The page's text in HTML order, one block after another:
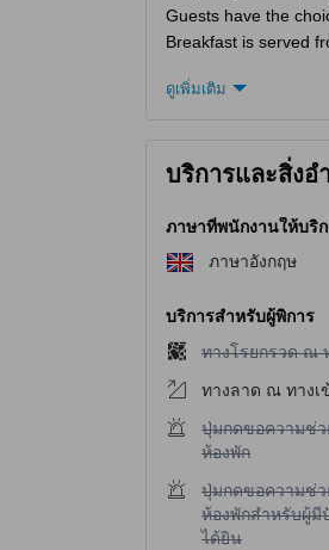
Guests have the
Breakfast is served
ดูเพิ่มเติม
บริการและสิ่งอ
ภาษาที่พนักงานให้บริ
ภาษาอังกฤษ
บริการสำหรับผู้พิการ
ไม่มีบริการทางโร
ทางโรยกรวด ณ
ทางลาด ณ ทางเ
ไม่มีบริการปุ่มกดข
ปุ่มกดขอความช่ว
ห้องพัก
ไม่มีบริการปุ่มกดข
ปุ่มกดขอความช่ว
ห้องพักสำหรับผู้มี
ได้ยิน